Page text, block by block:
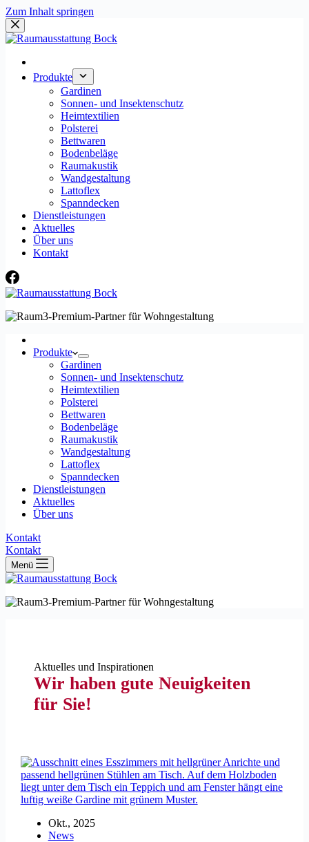
Zum Inhalt springen
Produkte
Gardinen
Sonnen- und Insektenschutz
Heimtextilien
Polsterei
Bettwaren
Bodenbeläge
Raumakustik
Wandgestaltung
Lattoflex
Spanndecken
Dienstleistungen
Aktuelles
Über uns
Kontakt
Produkte
Gardinen
Sonnen- und Insektenschutz
Heimtextilien
Polsterei
Bettwaren
Bodenbeläge
Raumakustik
Wandgestaltung
Lattoflex
Spanndecken
Dienstleistungen
Aktuelles
Über uns
Kontakt
Kontakt
Menü
Aktuelles und Inspirationen
Wir haben gute Neuigkeiten
für Sie!
Okt., 2025
News